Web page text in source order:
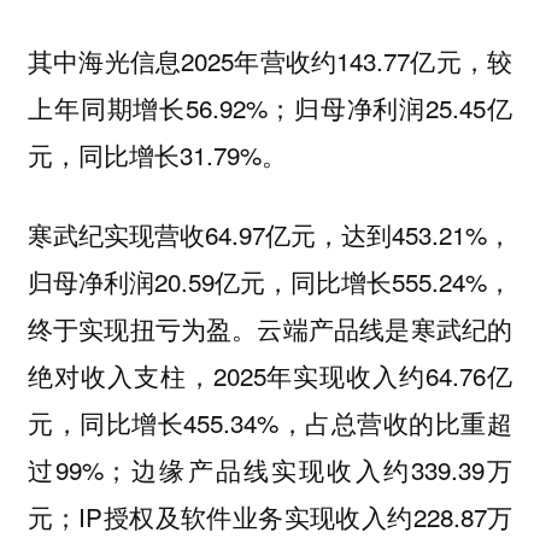
其中海光信息2025年营收约143.77亿元，较
上年同期增长56.92%；归母净利润25.45亿
元，同比增长31.79%。
寒武纪实现营收64.97亿元，达到453.21%，
归母净利润20.59亿元，同比增长555.24%，
终于实现扭亏为盈。云端产品线是寒武纪的
绝对收入支柱，2025年实现收入约64.76亿
元，同比增长455.34%，占总营收的比重超
过99%；边缘产品线实现收入约339.39万
元；IP授权及软件业务实现收入约228.87万